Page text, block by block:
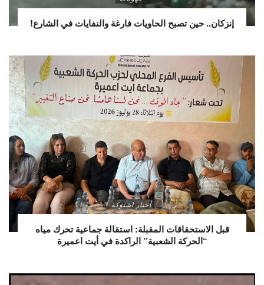
إنزكان.. حين تصبح الحاويات فارغة والنفايات في الشارع!
أخبار اشتوكة
قبل الاستحقاقات المقبلة: استقالة جماعية تحرك مياه
“الحركة الشعبية” الراكدة في أيت اعميرة